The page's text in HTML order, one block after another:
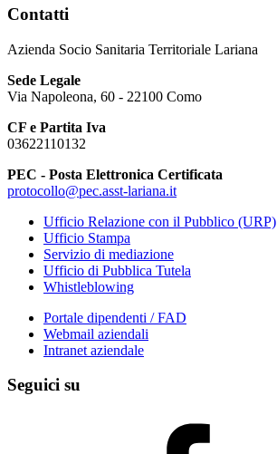
Contatti
Azienda Socio Sanitaria Territoriale Lariana
Sede Legale
Via Napoleona, 60 - 22100 Como
CF e Partita Iva
03622110132
PEC - Posta Elettronica Certificata
protocollo@pec.asst-lariana.it
Ufficio Relazione con il Pubblico (URP)
Ufficio Stampa
Servizio di mediazione
Ufficio di Pubblica Tutela
Whistleblowing
Portale dipendenti / FAD
Webmail aziendali
Intranet aziendale
Seguici su